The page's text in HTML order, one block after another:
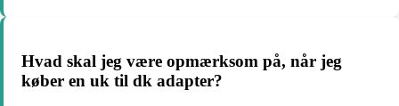
Hvad skal jeg være opmærksom på, når jeg
køber en uk til dk adapter?